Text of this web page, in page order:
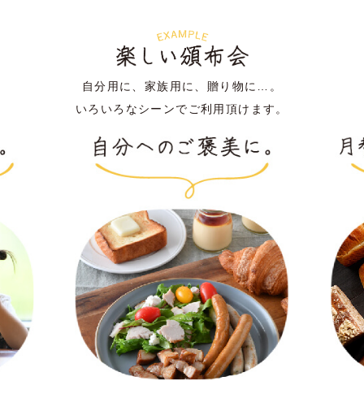
自分用に、家族用に、贈り物に…。
いろいろなシーンでご利用頂けます。